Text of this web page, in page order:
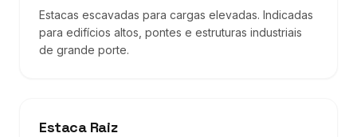
Estacas escavadas para cargas elevadas. Indicadas
para edifícios altos, pontes e estruturas industriais
de grande porte.
Estaca Raiz